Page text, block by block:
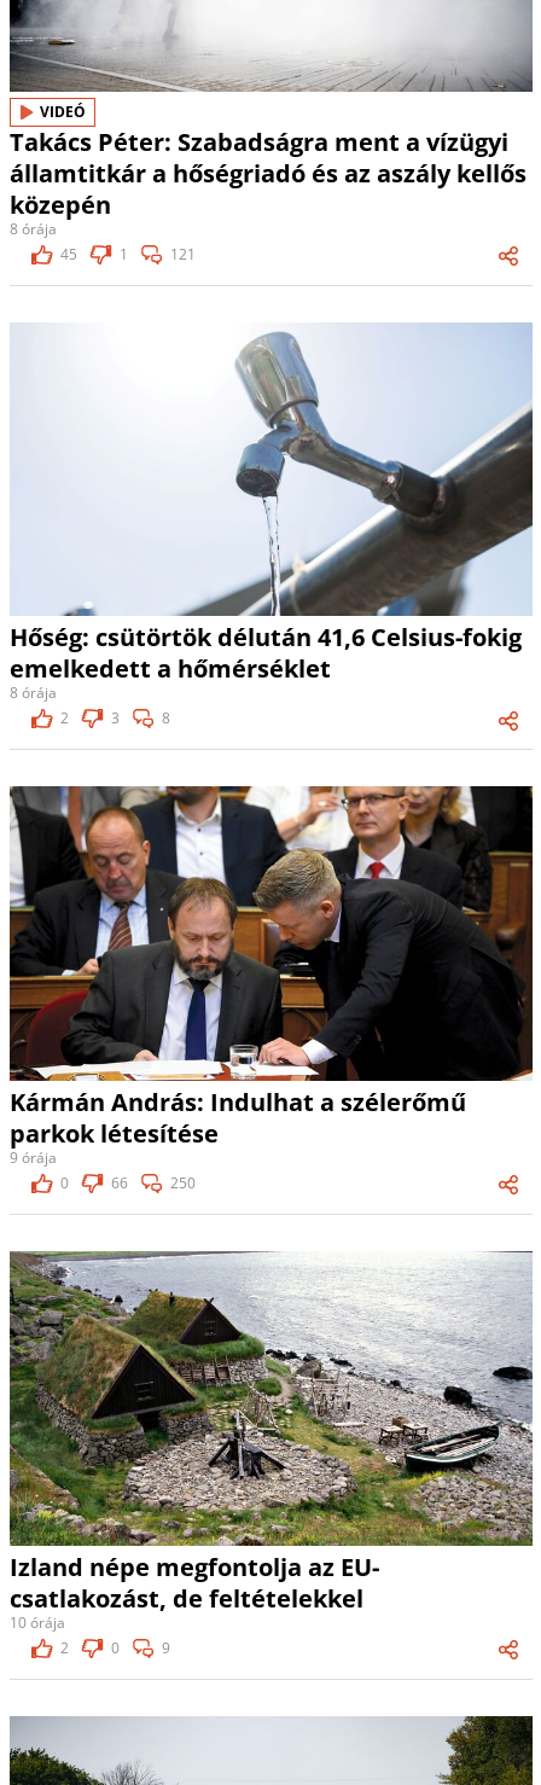
VIDEÓ
Takács Péter: Szabadságra ment a vízügyi
államtitkár a hőségriadó és az aszály kellős
közepén
8 órája
45
1 121
Hőség: csütörtök délután 41,6 Celsius-fokig
emelkedett a hőmérséklet
8 órája
2
3 8
Kármán András: Indulhat a szélerőmű
parkok létesítése
9 órája
0
66 250
Izland népe megfontolja az EU-
csatlakozást, de feltételekkel
10 órája
2
0 9